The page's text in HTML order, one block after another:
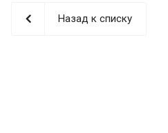
Назад к списку